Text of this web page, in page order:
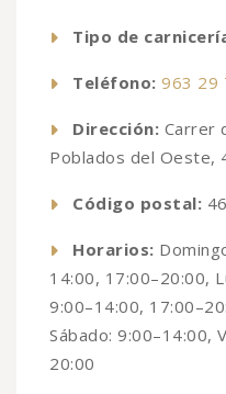
Tipo de
Teléfono: 963 29
Dirección: Carrer
Poblados del Oeste,
Código postal:
Horarios:
14:00, 17:00–20:00,
9:00–14:00,
Sábado: 9:00–14:00,
20:00